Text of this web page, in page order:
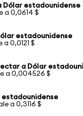
Dólar estadounidense
a 0,0614 $
estadounidense
a 0,0121 $
a Dólar
a 0,004526 $
estadounidense
a 0,3116 $